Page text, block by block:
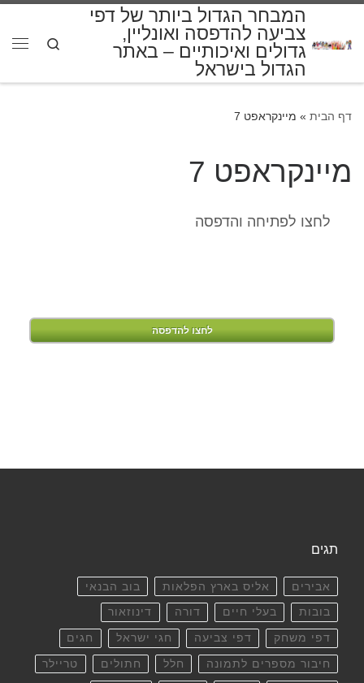
המבחר הגדול ביותר של דפי
צביעה להדפסה ואונליין,
גדולים ואיכותיים – באתר
הגדול בישראל
Search
דף הבית » מיינקראפט 7
מיינקראפט 7
לחצו לפתיחה והדפסה
לחצו להדפסה
תגים
אבירים אליס בארץ הפלאות בוב הבנאי
בובות בעלי חיים דורה דינוזאור
דפי משחק דפי צביעה חגי ישראל חגים
חיבור מספרים לתמונה חלל חתולים טריילר